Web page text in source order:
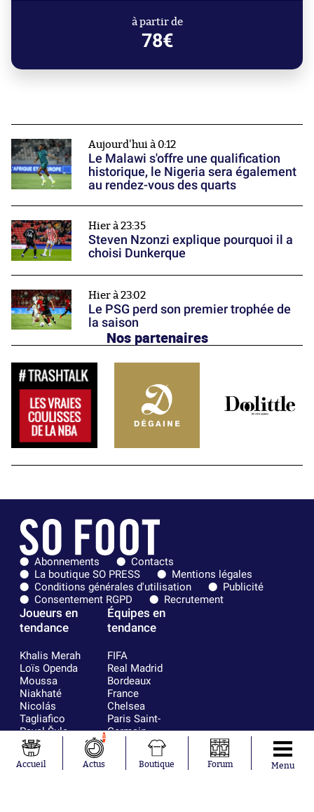
à partir de
78€
Aujourd'hui à 0:12
Le Malawi s'offre une qualification
historique, le Nigeria sera également
au rendez-vous des quarts
Hier à 23:35
Steven Nzonzi explique pourquoi il a
choisi Dunkerque
Hier à 23:02
Le PSG perd son premier trophée de
la saison
Nos partenaires
Abonnements
Contacts
La boutique SO PRESS
Mentions légales
Conditions générales d'utilisation
Publicité
Consentement RGPD
Recrutement
Joueurs en
tendance
Khalis Merah
Loïs Openda
Moussa
Niakhaté
Nicolás
Tagliafico
Pavel Šulc
Gauthier Hein
Lionel Messi
Gonzalo
Équipes en
tendance
FIFA
Real Madrid
Bordeaux
France
Chelsea
Paris Saint-
Germain
Olympique
AC Milan
Accueil
1
Actus Boutique Forum Menu